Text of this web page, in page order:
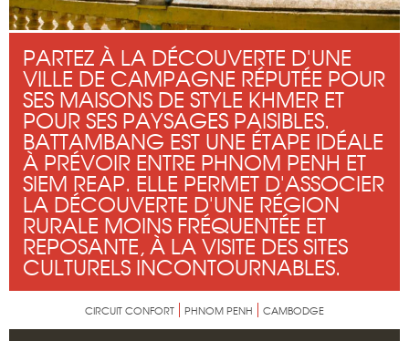
PARTEZ À LA DÉCOUVERTE D'UNE
VILLE DE CAMPAGNE RÉPUTÉE POUR
SES MAISONS DE STYLE KHMER ET
POUR SES PAYSAGES PAISIBLES.
BATTAMBANG EST UNE ÉTAPE IDÉALE
À PRÉVOIR ENTRE PHNOM PENH ET
SIEM REAP. ELLE PERMET D'ASSOCIER
LA DÉCOUVERTE D'UNE RÉGION
RURALE MOINS FRÉQUENTÉE ET
REPOSANTE, À LA VISITE DES SITES
CULTURELS INCONTOURNABLES.
CIRCUIT CONFORT PHNOM PENH CAMBODGE